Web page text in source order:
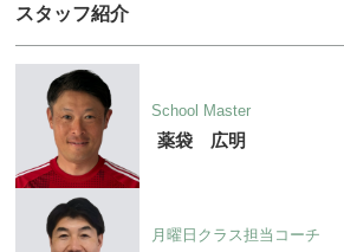
スタッフ紹介
School Master
薬袋 広明
月曜日クラス担当コーチ